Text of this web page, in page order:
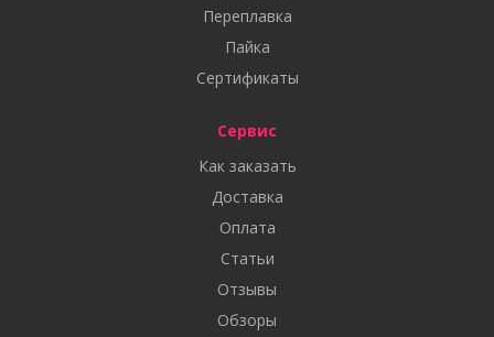
Переплавка
Пайка
Сертификаты
Сервис
Как заказать
Доставка
Оплата
Статьи
Отзывы
Обзоры